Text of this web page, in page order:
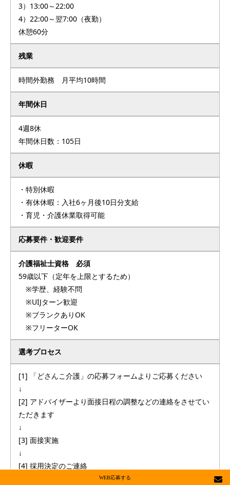
3）13:00～22:00
4）22:00～翌7:00（夜勤）
休憩60分
残業
時間外勤務 月平均10時間
年間休日
4週8休
年間休日数：105日
休暇
・特別休暇
・有休休暇：入社6ヶ月後10日分支給
・育児・介護休業取得可能
応募要件・歓迎要件
介護福祉士資格 必須
59歳以下（定年を上限とするため）
※学歴、経験不問
※UIJターン歓迎
※ブランクありOK
※フリーターOK
選考プロセス
[1] 「どさんこ介護」の応募フォームよりご応募ください
↓
[2] アドバイザーより面接日程の調整などの連絡をさせてい
ただきます
↓
[3] 面接実施
↓
[4] 採用決定のご連絡
WEB応募する